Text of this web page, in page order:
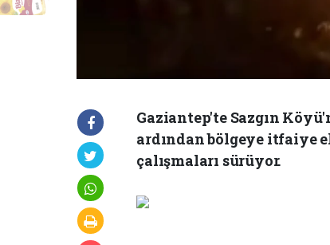
Gaziantep'te Sazgın
ardından bölgeye itfaiye
çalışmaları sürüyor.